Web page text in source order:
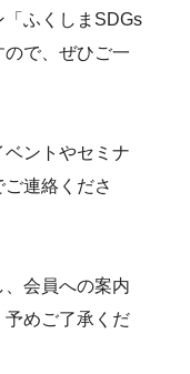
ふくしまSDGs
で、ぜひご一
ントやセミナ
連絡くださ
会員への案内
めご了承くだ